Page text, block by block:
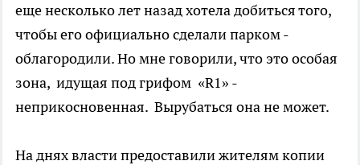
еще несколько лет назад хотела добиться того,
чтобы его официально сделали парком -
облагородили. Но мне говорили, что это особая
зона, идущая под грифом «R1» -
неприкосновенная. Вырубаться она не может.
На днях власти предоставили жителям копии